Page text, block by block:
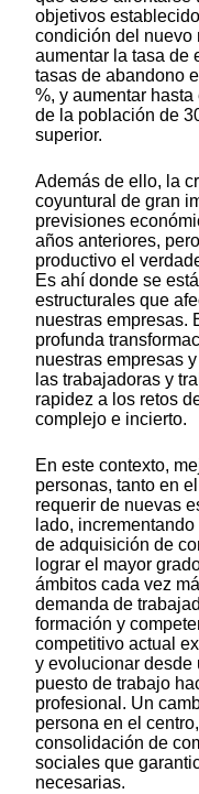
objetivos
condición del nuevo
aumentar la tasa de
tasas de abandono
%, y aumentar
de la población de
superior.
Además de ello, la
coyuntural de gran
previsiones
años anteriores,
productivo el
Es ahí donde se
estructurales que
nuestras empresas.
profunda
nuestras empresas
las trabajadoras y
rapidez a los retos
complejo e incierto.
En este contexto,
personas, tanto en
requerir de nuevas
lado,
de adquisición de
lograr el mayor
ámbitos cada vez
demanda de
formación y
competitivo actual
y evolucionar desde
puesto de trabajo
profesional. Un
persona en el
consolidación de
sociales que
necesarias.